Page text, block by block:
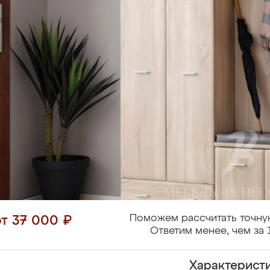
37 000 ₽
Поможем рассчитать
Ответим менее, чем за